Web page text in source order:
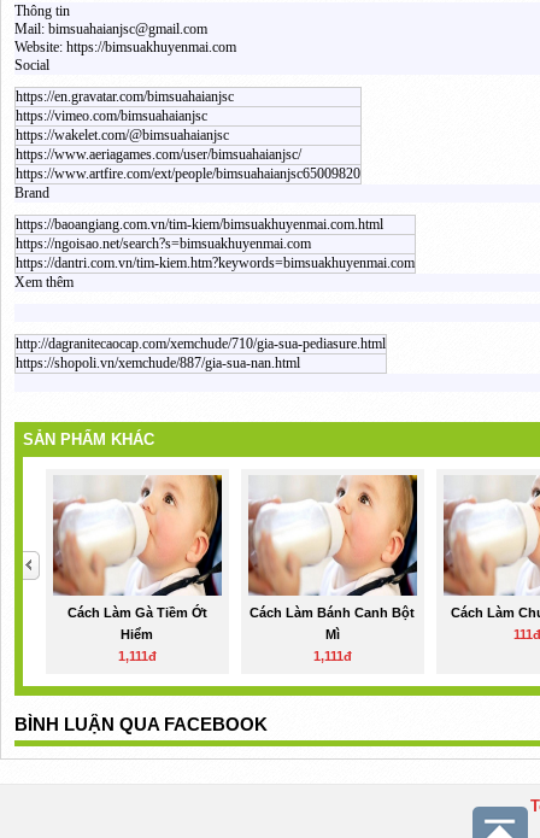
Thông tin
Mail: bimsuahaianjsc@gmail.com
Website: https://bimsuakhuyenmai.com
Social
https://en.gravatar.com/bimsuahaianjsc
https://vimeo.com/bimsuahaianjsc
https://wakelet.com/@bimsuahaianjsc
https://www.aeriagames.com/user/bimsuahaianjsc/
https://www.artfire.com/ext/people/bimsuahaianjsc65009820
Brand
https://baoangiang.com.vn/tim-kiem/bimsuakhuyenmai.com.html
https://ngoisao.net/search?s=bimsuakhuyenmai.com
https://dantri.com.vn/tim-kiem.htm?keywords=bimsuakhuyenmai.com
Xem thêm
http://dagranitecaocap.com/xemchude/710/gia-sua-pediasure.html
https://shopoli.vn/xemchude/887/gia-sua-nan.html
SẢN PHẨM KHÁC
Cách Làm Gà Tiềm Ớt
Hiểm
1,111đ
Cách Làm Bánh Canh Bột
Mì
1,111đ
Cách Làm
BÌNH LUẬN QUA FACEBOOK